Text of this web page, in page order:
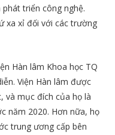
triển công nghệ.
xa xỉ đối với các trường
Hàn lâm Khoa học TQ
Viện Hàn lâm được
và mục đích của họ là
năm 2020. Hơn nữa, họ
trung ương cấp bên